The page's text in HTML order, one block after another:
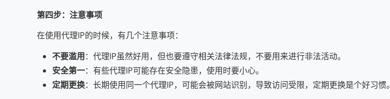
第四步：注意事项
在使用代理IP的时候，有几个注意事项：
不要滥用：代理IP虽然好用，但也要遵守相关法律法规，不要用来进行非法活动。
安全第一：有些代理IP可能存在安全隐患，使用时要小心。
定期更换：长期使用同一个代理IP，可能会被网站识别，导致访问受限，定期更换是个好习惯。